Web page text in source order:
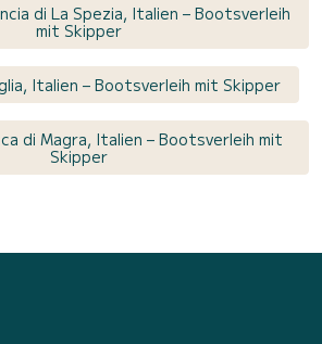
di La Spezia, Italien – Bootsverleih
mit Skipper
Italien – Bootsverleih mit Skipper
di Magra, Italien – Bootsverleih mit
Skipper